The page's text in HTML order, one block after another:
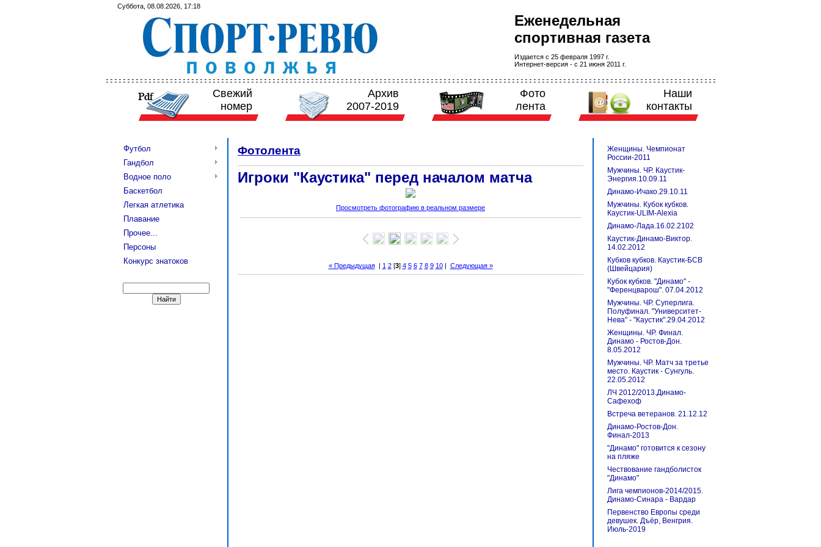
Суббота, 08.08.2026, 17:18
Еженедельная
спортивная газета
Издается с 25 февраля 1997 г.
Интернет-версия - с 21 июня 2011 г.
Свежий
номер
Архив
2007-2019
Фото
лента
Наши
контакты
Футбол
Гандбол
Водное поло
Баскетбол
Легкая атлетика
Плавание
Прочее...
Персоны
Конкурс знатоков
Фотолента
Игроки "Каустика" перед началом матча
Просмотреть фотографию в реальном размере
« Предыдущая| 1 2[3] 4 5 6 7 8 9 10| Следующая »
Женщины. Чемпионат
России-2011
Мужчины. ЧР. Каустик-
Энергия.10.09.11
Динамо-Ичако.29.10.11
Мужчины. Кубок кубков.
Каустик-ULIM-Alexia
Динамо-Лада.16.02.2102
Каустик-Динамо-Виктор.
14.02.2012
Кубков кубков. Каустик-БСВ
(Швейцария)
Кубок кубков. "Динамо" -
"Ференцварош". 07.04.2012
Мужчины. ЧР. Суперлига.
Полуфинал. "Университет-
Нева" - "Каустик".29.04.2012
Женщины. ЧР. Финал.
Динамо - Ростов-Дон.
8.05.2012
Мужчины. ЧР. Матч за третье
место. Каустик - Сунгуль.
22.05.2012
ЛЧ 2012/2013.Динамо-
Сафехоф
Встреча ветеранов. 21.12.12
Динамо-Ростов-Дон.
Финал-2013
"Динамо" готовится к сезону
на пляже
Чествование гандболисток
"Динамо"
Лига чемпионов-2014/2015.
Динамо-Синара - Вардар
Первенство Европы среди
девушек. Дъёр, Венгрия.
Июль-2019